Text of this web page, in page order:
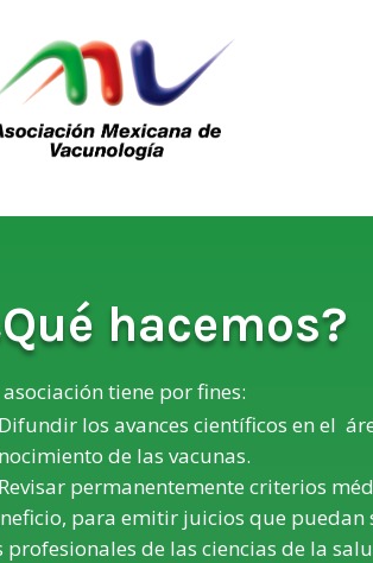
hacemos?
asociación tiene por fines:
Difundir los avances científicos en el
de las vacunas.
Revisar permanentemente criterios
para emitir juicios que puedan
profesionales de las ciencias de la